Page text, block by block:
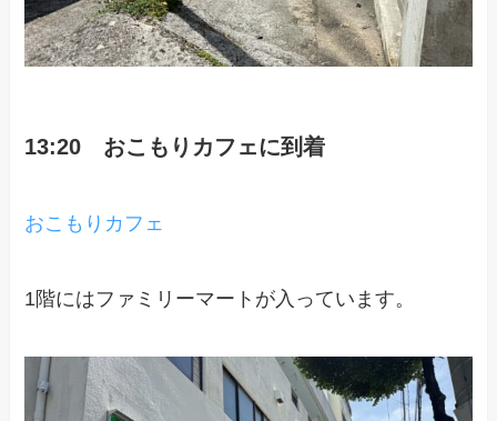
13:20 おこもりカフェに到着
おこもりカフェ
1階にはファミリーマートが入っています。